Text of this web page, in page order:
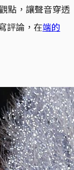
點，讓聲音穿透
評論，在端的